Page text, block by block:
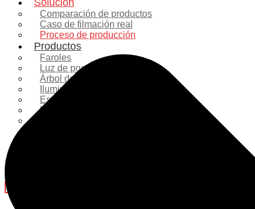
Solución
Comparación de productos
Caso de filmación real
Proceso de producción
Productos
Faroles
Luz de poste
Árbol de Navidad
Iluminación navideña
Escultura de fibra de vidrio
Decoración comercial